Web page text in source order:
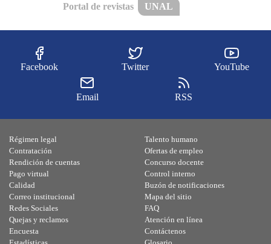
Portal de revistas UNAL
Facebook Twitter YouTube
Email RSS
Régimen legal
Contratación
Rendición de cuentas
Pago virtual
Calidad
Talento humano
Ofertas de empleo
Concurso docente
Control interno
Buzón de notificaciones
Correo institucional
Redes Sociales
Quejas y reclamos
Encuesta
Mapa del sitio
FAQ
Atención en línea
Contáctenos